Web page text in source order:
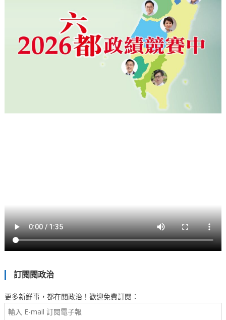
訂閱閱政治
更多新鮮事，都在閱政治！歡迎免費訂閱：